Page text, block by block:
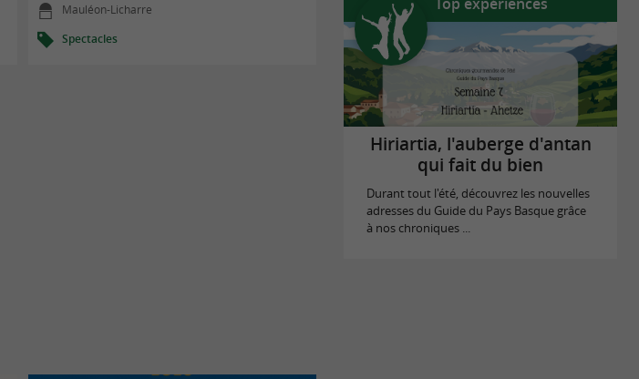
Mauléon-Licharre
Spectacles
Hiriartia, l'auberge d'antan
qui fait du bien
Durant tout l'été, découvrez les nouvelles
adresses du Guide du Pays Basque grâce
à nos chroniques ...